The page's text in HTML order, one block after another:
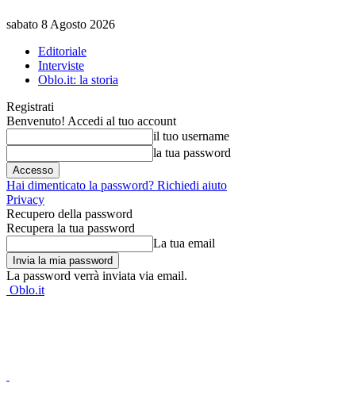
sabato 8 Agosto 2026
Editoriale
Interviste
Oblo.it: la storia
Registrati
Benvenuto! Accedi al tuo account
il tuo username
la tua password
Hai dimenticato la password? Richiedi aiuto
Privacy
Recupero della password
Recupera la tua password
La tua email
La password verrà inviata via email.
Oblo.it